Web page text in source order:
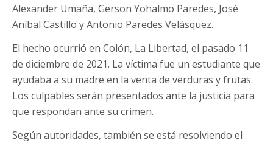
Alexander Umaña, Gerson Yohalmo Paredes, José
Aníbal Castillo y Antonio Paredes Velásquez.
El hecho ocurrió en Colón, La Libertad, el pasado 11
de diciembre de 2021. La víctima fue un estudiante que
ayudaba a su madre en la venta de verduras y frutas.
Los culpables serán presentados ante la justicia para
que respondan ante su crimen.
Según autoridades, también se está resolviendo el